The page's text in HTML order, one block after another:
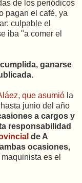
de los periódicos
pagan el café, ya
culpable el
iba "a comer el
ganarse
que asumió la
junio del año
a cargos y
responsabilidad
de A
ocasiones,
es el